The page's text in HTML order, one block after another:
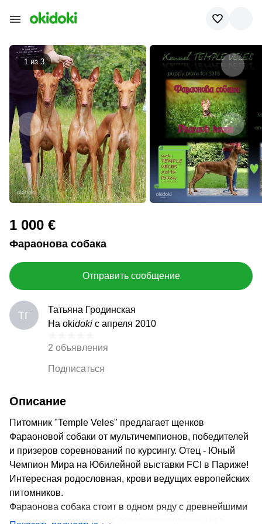
1 из3
1 000 €
Фараонова собака
Отправить сообщение
ТГ
Татьяна Гродинская
На okidoki с апреля 2010
2 объявления
Подписаться
Описание
Питомник "Temple Veles" предлагает щенков
Фараоновой собаки от мультичемпионов, победителей
и призеров соревнований по курсингу. Отец - Юный
Чемпион Мира на Юбилейной выставки FCI в Париже!
Интересная родословная, крови ведущих европейских
питомников.
Фараонова собака стоит в одном ряду с древнейшими
домашними животными, зарегистрированными в